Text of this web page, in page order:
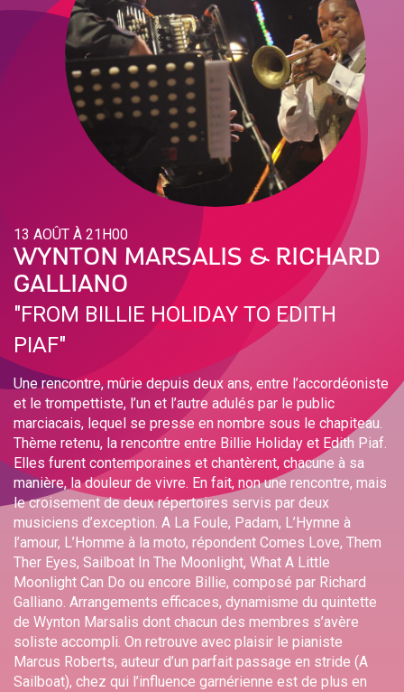
13 AOÛT À 21H00
WYNTON MARSALIS & RICHARD
GALLIANO
"FROM BILLIE HOLIDAY TO EDITH
PIAF"
Une rencontre, mûrie depuis deux ans, entre l’accordéoniste
et le trompettiste, l’un et l’autre adulés par le public
marciacais, lequel se presse en nombre sous le chapiteau.
Thème retenu, la rencontre entre Billie Holiday et Edith Piaf.
Elles furent contemporaines et chantèrent, chacune à sa
manière, la douleur de vivre. En fait, non une rencontre, mais
le croisement de deux répertoires servis par deux
musiciens d’exception. A La Foule, Padam, L’Hymne à
l’amour, L’Homme à la moto, répondent Comes Love, Them
Ther Eyes, Sailboat In The Moonlight, What A Little
Moonlight Can Do ou encore Billie, composé par Richard
Galliano. Arrangements efficaces, dynamisme du quintette
de Wynton Marsalis dont chacun des membres s’avère
soliste accompli. On retrouve avec plaisir le pianiste
Marcus Roberts, auteur d’un parfait passage en stride (A
Sailboat), chez qui l’influence garnérienne est de plus en